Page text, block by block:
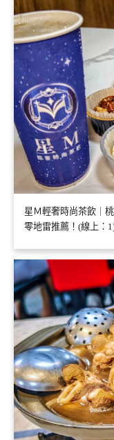
星Ｍ輕奢時尚茶飲｜
零地雷推薦！(線上：